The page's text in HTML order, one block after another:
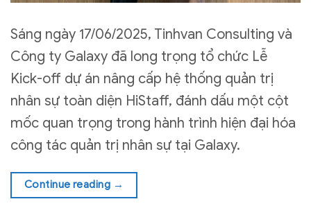
Sáng ngày 17/06/2025, Tinhvan Consulting và
Công ty Galaxy đã long trọng tổ chức Lễ
Kick-off dự án nâng cấp hệ thống quản trị
nhân sự toàn diện HiStaff, đánh dấu một cột
mốc quan trọng trong hành trình hiện đại hóa
công tác quản trị nhân sự tại Galaxy.
Continue reading →